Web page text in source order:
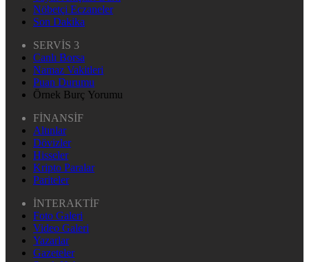
Nöbetçi Eczaneler
Son Dakika
SERVİS 3
Canlı Borsa
Namaz Vakitleri
Puan Durumu
Örnek Burç Yorumu
FİNANSİF
Altınlar
Dövizler
Hisseler
Kripto Paralar
Pariteler
İNTERAKTİF
Foto Galeri
Video Galeri
Yazarlar
Gazeteler